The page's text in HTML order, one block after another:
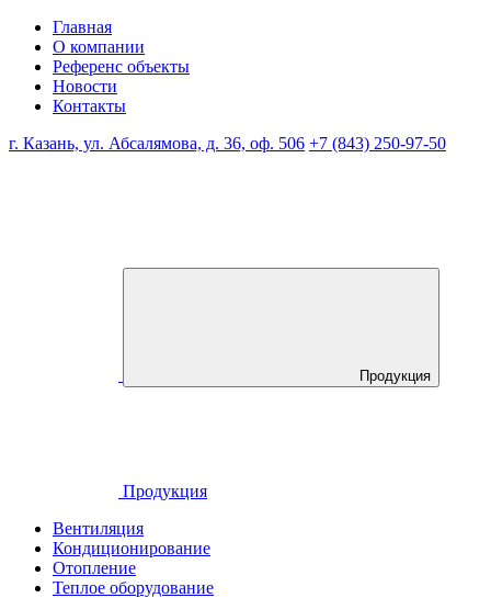
Главная
О компании
Референс объекты
Новости
Контакты
г. Казань, ул. Абсалямова, д. 36, оф. 506 +7 (843) 250-97-50
Продукция
Продукция
Вентиляция
Кондиционирование
Отопление
Теплое оборудование